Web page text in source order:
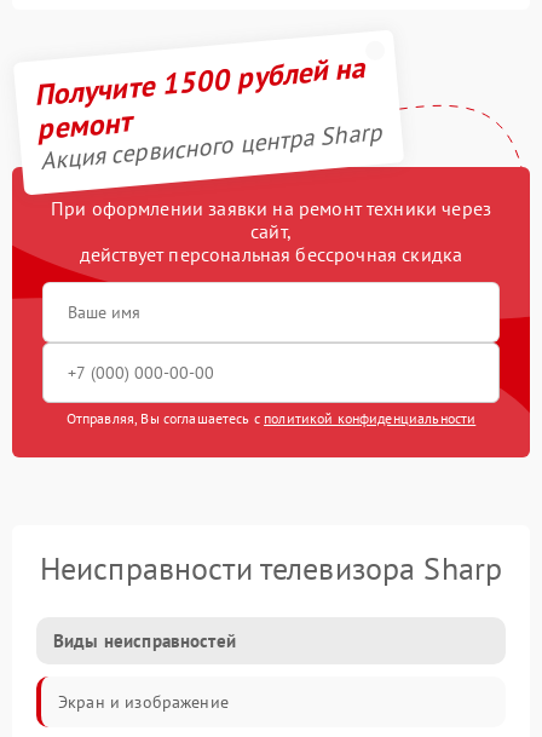
Получите 1500 рублей на
ремонт
Акция сервисного центра Sharp
При оформлении заявки на ремонт техники через
сайт,
действует персональная бессрочная скидка
Отправляя, Вы соглашаетесь с политикой конфиденциальности
Неисправности телевизора Sharp
Виды неисправностей
Экран и изображение